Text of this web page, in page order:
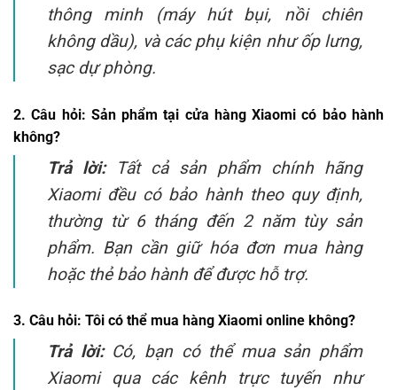
thông minh (máy hút bụi, nồi chiên
không dầu), và các phụ kiện như ốp lưng,
sạc dự phòng.
2. Câu hỏi: Sản phẩm tại cửa hàng Xiaomi có bảo hành
không?
Trả lời: Tất cả sản phẩm chính hãng
Xiaomi đều có bảo hành theo quy định,
thường từ 6 tháng đến 2 năm tùy sản
phẩm. Bạn cần giữ hóa đơn mua hàng
hoặc thẻ bảo hành để được hỗ trợ.
3. Câu hỏi: Tôi có thể mua hàng Xiaomi online không?
Trả lời: Có, bạn có thể mua sản phẩm
Xiaomi qua các kênh trực tuyến như